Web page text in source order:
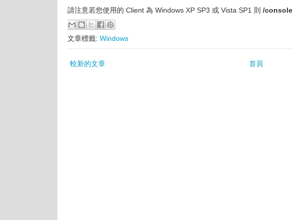
請注意若您使用的 Client 為 Windows XP SP3 或 Vista SP1 則 /console
文章標籤: Windows
較新的文章 首頁